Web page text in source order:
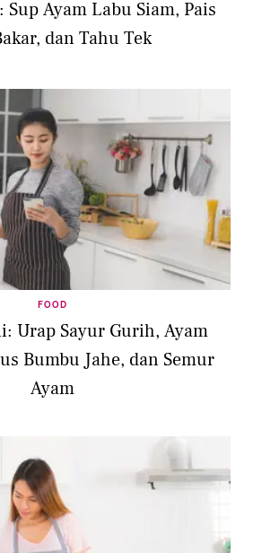
Ayam Labu Siam, Pais
dan Tahu Tek
FOOD
Urap Sayur Gurih, Ayam
Bumbu Jahe, dan Semur
Ayam